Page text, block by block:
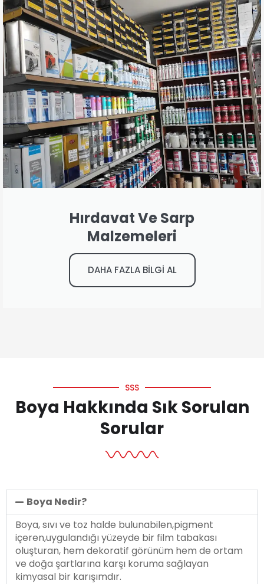
Hırdavat Ve Sarp
Malzemeleri
DAHA FAZLA BİLGİ AL
SSS
Boya Hakkında Sık Sorulan
Sorular
Boya Nedir?
Boya, sıvı ve toz halde bulunabilen,pigment
içeren,uygulandığı yüzeyde bir film tabakası
oluşturan, hem dekoratif görünüm hem de ortam
ve doğa şartlarına karşı koruma sağlayan
kimyasal bir karışımdır.